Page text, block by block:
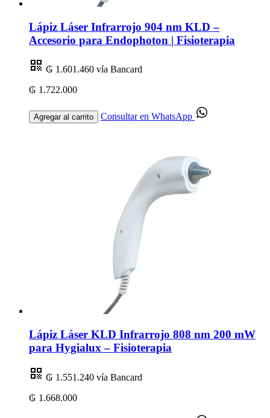
Lápiz Láser Infrarrojo 904 nm KLD –
Accesorio para Endophoton | Fisioterapia
₲ 1.601.460 vía Bancard
₲ 1.722.000
Agregar al carrito Consultar en WhatsApp
Lápiz Láser KLD Infrarrojo 808 nm 200 mW
para Hygialux – Fisioterapia
₲ 1.551.240 vía Bancard
₲ 1.668.000